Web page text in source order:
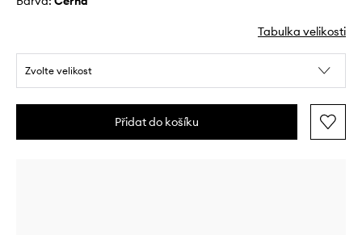
Tabulka velikosti
Zvolte velikost
Přidat do košíku